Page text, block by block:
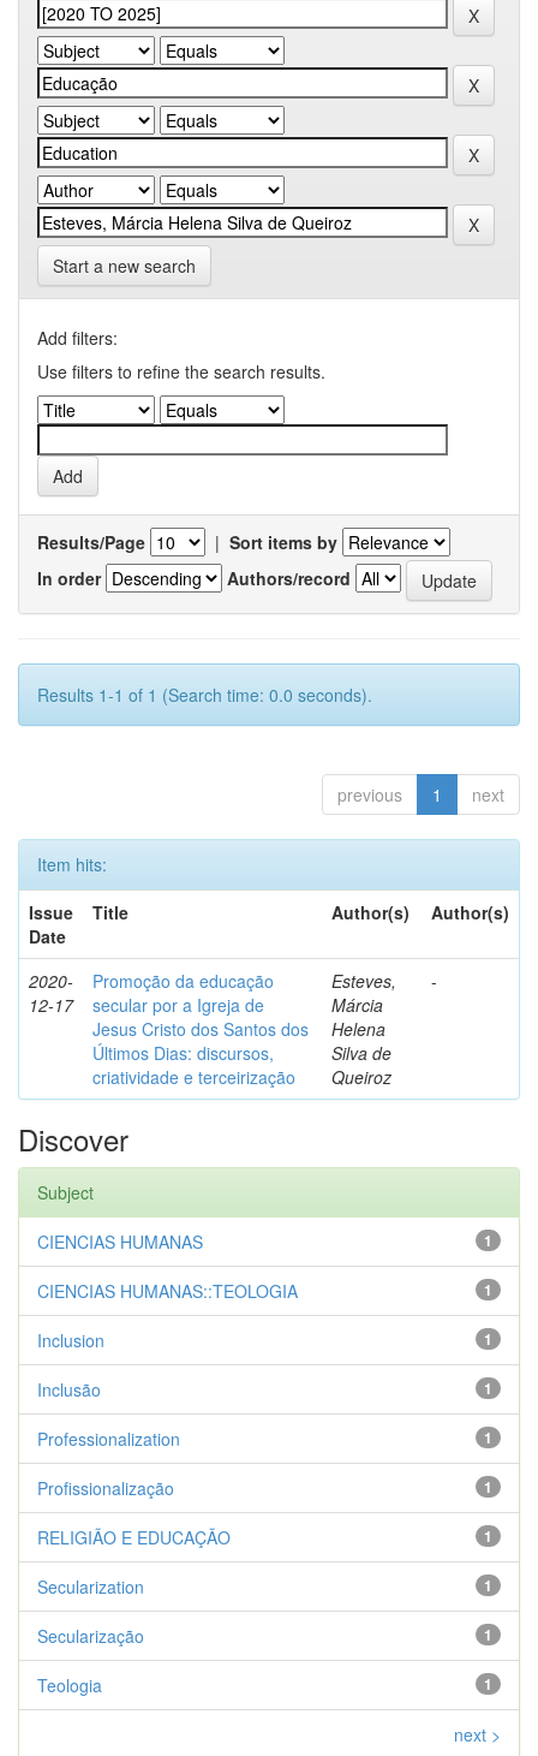
Start a new search
Add filters:
Use filters to refine the search results.
Results/Page | Sort items by
In order
Authors/record
Results 1-1 of 1 (Search time: 0.0 seconds).
previous 1 next
Item hits:
Issue
Date
Title Author(s) Author(s)
2020-
12-17
Promoção da educação
secular por a Igreja de
Jesus Cristo dos Santos dos
Últimos Dias: discursos,
criatividade e terceirização
Esteves,
Márcia
Helena
Silva de
Queiroz
-
Discover
Subject
1
CIENCIAS HUMANAS
1
CIENCIAS HUMANAS::TEOLOGIA
1
Inclusion
1
Inclusão
1
Professionalization
1
Profissionalização
1
RELIGIÃO E EDUCAÇÃO
1
Secularization
1
Secularização
1
Teologia
next >